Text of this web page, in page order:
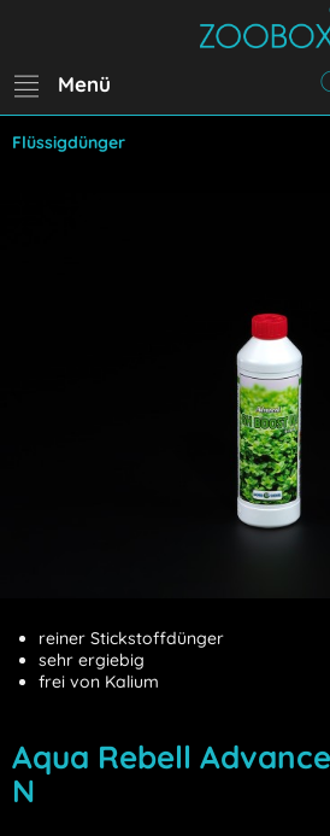
Menü
Flüssigdünger
reiner Stickstoffdünger
sehr ergiebig
frei von Kalium
Aqua Rebell
N